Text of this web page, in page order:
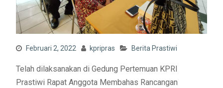
Februari 2, 2022 kpripras Berita Prastiwi
Telah dilaksanakan di Gedung Pertemuan KPRI
Prastiwi Rapat Anggota Membahas Rancangan